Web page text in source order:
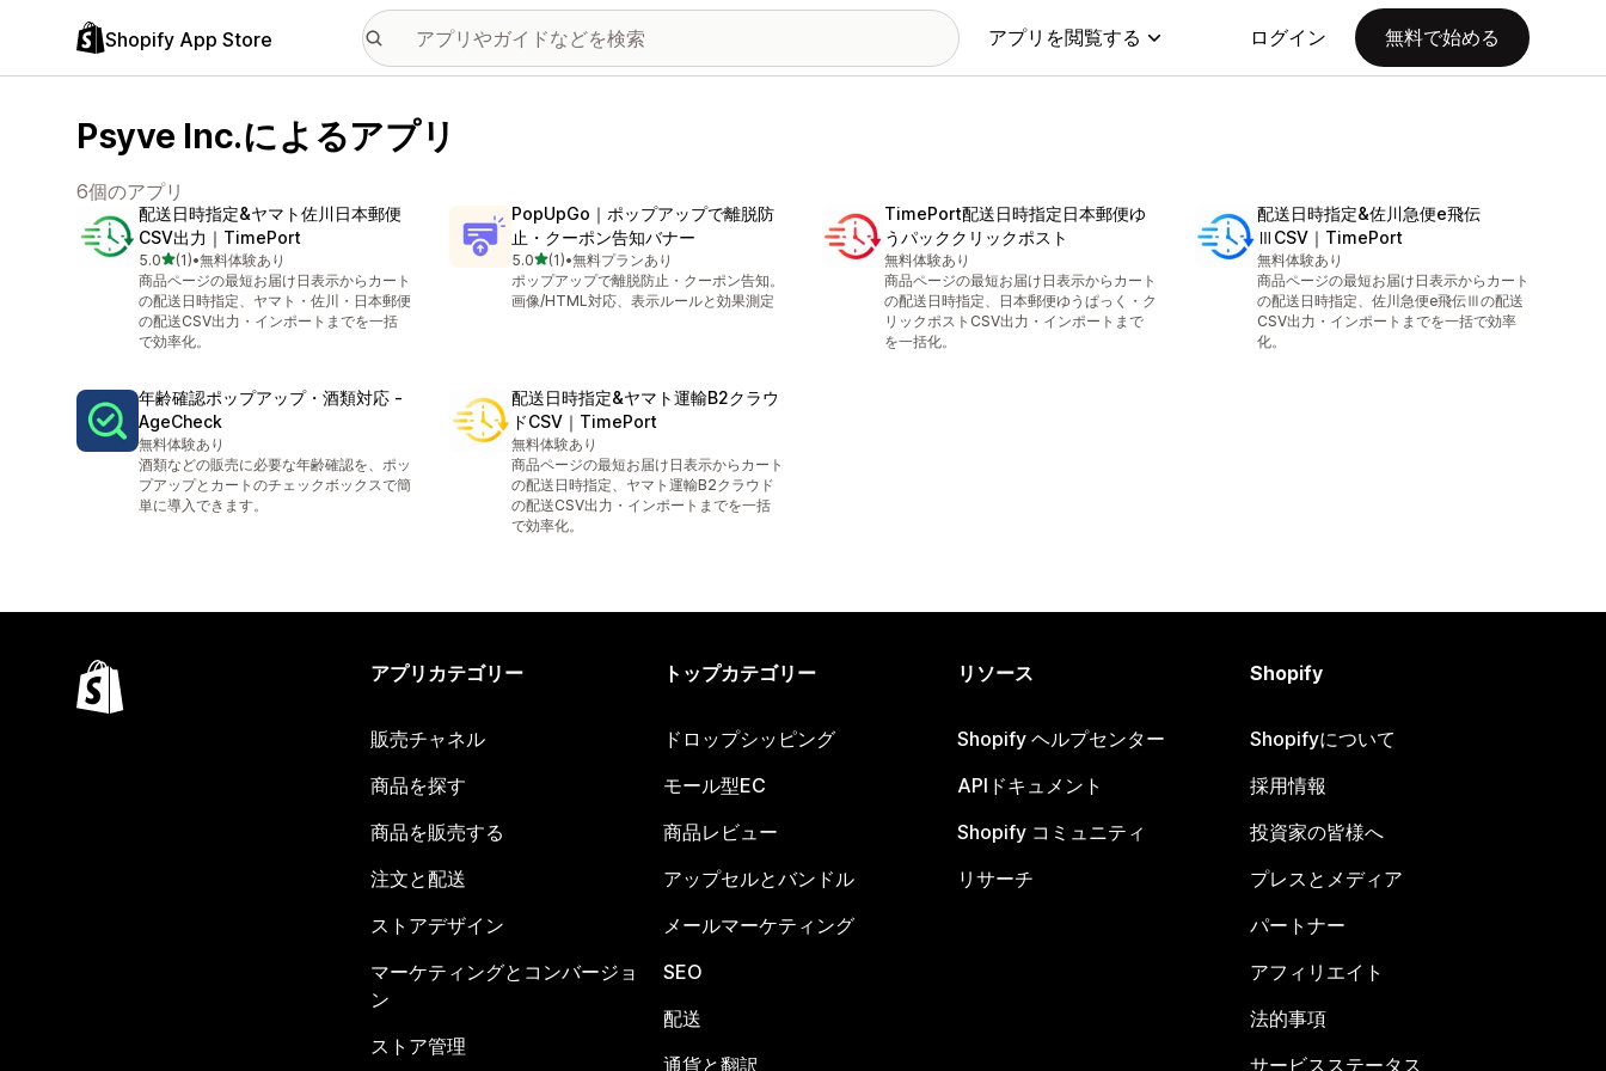
Shopify App Store アプリを閲覧する ログイン 無料で始める
Psyve Inc.によるアプリ
6個のアプリ
配送日時指定&ヤマト佐川日本郵便
CSV出力｜TimePort
5.05つ星中
(1)
合計レビュー数：1件
•無料体験あり
商品ページの最短お届け日表示からカート
の配送日時指定、ヤマト・佐川・日本郵便
の配送CSV出力・インポートまでを一括
で効率化。
PopUpGo｜ポップアップで離脱防
止・クーポン告知バナー
5.05つ星中
(1)
合計レビュー数：1件
•無料プランあり
ポップアップで離脱防止・クーポン告知。
画像/HTML対応、表示ルールと効果測定
TimePort配送日時指定日本郵便ゆ
うパッククリックポスト
無料体験あり
商品ページの最短お届け日表示からカート
の配送日時指定、日本郵便ゆうぱっく・ク
リックポストCSV出力・インポートまで
を一括化。
配送日時指定&佐川急便e飛伝
ⅢCSV｜TimePort
無料体験あり
商品ページの最短お届け日表示からカート
の配送日時指定、佐川急便e飛伝Ⅲの配送
CSV出力・インポートまでを一括で効率
化。
年齢確認ポップアップ・酒類対応 ‑
AgeCheck
無料体験あり
酒類などの販売に必要な年齢確認を、ポッ
プアップとカートのチェックボックスで簡
単に導入できます。
配送日時指定&ヤマト運輸B2クラウ
ドCSV｜TimePort
無料体験あり
商品ページの最短お届け日表示からカート
の配送日時指定、ヤマト運輸B2クラウド
の配送CSV出力・インポートまでを一括
で効率化。
アプリカテゴリー
販売チャネル
商品を探す
商品を販売する
注文と配送
ストアデザイン
マーケティングとコンバージョ
ン
ストア管理
トップカテゴリー
ドロップシッピング
モール型EC
商品レビュー
アップセルとバンドル
メールマーケティング
SEO
配送
通貨と翻訳
リソース
Shopify ヘルプセンター
APIドキュメント
Shopify コミュニティ
リサーチ
Shopify
Shopifyについて
採用情報
投資家の皆様へ
プレスとメディア
パートナー
アフィリエイト
法的事項
サービスステータス